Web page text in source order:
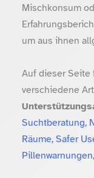
Mischkonsum
um aus ihnen
Auf dieser
verschiedene
Suchtberatung,
Räume, Safer